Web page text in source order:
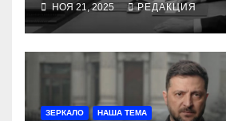
НОЯ 21, 2025 РЕДАКЦИЯ
ЗЕРКАЛО НАША ТЕМА